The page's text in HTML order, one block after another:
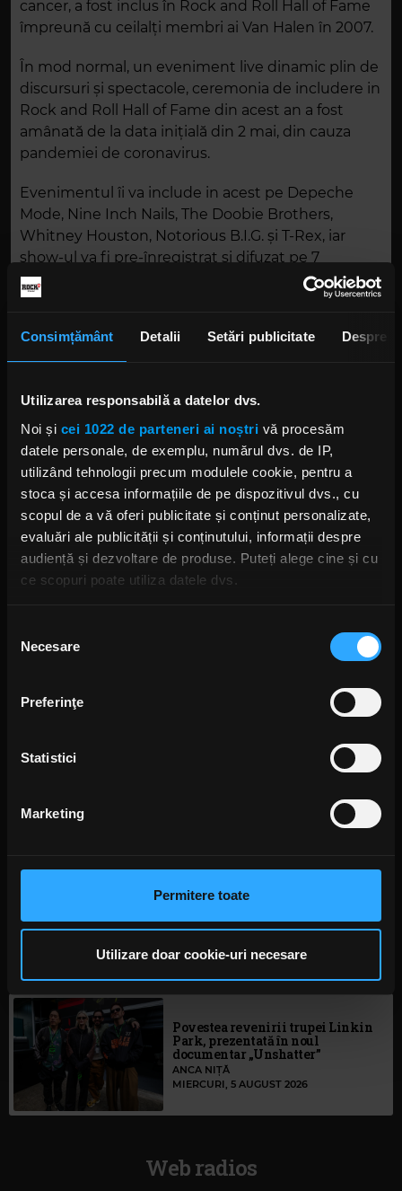
Consimțământ Detalii Setări publicitate Despre
Utilizarea responsabilă a datelor dvs.
Noi și cei 1022 de parteneri ai noștri vă procesăm
datele personale, de exemplu, numărul dvs. de IP,
utilizând tehnologii precum modulele cookie, pentru a
stoca și accesa informațiile de pe dispozitivul dvs., cu
scopul de a vă oferi publicitate și conținut personalizate,
evaluări ale publicității și conținutului, informații despre
audiență și dezvoltare de produse. Puteți alege cine și cu
ce scopuri poate utiliza datele dvs.
Să colectăm informațiile cu privire la locația dvs.
Să vă identificăm dispozitivul scanândul-l în mod
activ după caracteristici specifice (amprentare)
dvs. personale și configurați-vă preferințele la
secțiunea
anunțurile, pentru a oferi funcții de rețele sociale și pentru
a analiza traficul. De asemenea, le oferim partenerilor de
privire la modul în care folosiți site-ul nostru. Aceștia le
pot combina cu alte informații oferite de dvs. sau culese
continuați să utilizați website-ul nostru, sunteți de acord
cu utilizarea modulelor noastre cookie.
consimțământului
Necesare
Preferinţe
Statistici
Marketing
Permitere toate
Utilizare doar cookie-uri necesare
cancer, a fost inclus în Rock and Roll Hall of Fame
împreună cu ceilalți membri ai Van Halen în 2007.
În mod normal, un eveniment live dinamic plin de
discursuri și spectacole, ceremonia de includere in
Rock and Roll Hall of Fame din acest an a fost
amânată de la data inițială din 2 mai, din cauza
pandemiei de coronavirus.
Evenimentul îi va include in acest pe Depeche
Mode, Nine Inch Nails, The Doobie Brothers,
Whitney Houston, Notorious B.I.G. și T-Rex, iar
show-ul va fi pre-înregistrat si difuzat pe 7
noiembrie pe HBO. Billy Gibbons, Don Henley,
Miley Cyrus, Billy Idol, Iggy Pop, Bruce
numără printre invitații celebri deja anunțați.
Rock News
MAI MULT
Green Day a lansat un canal
YouTube cu transmisie non-stop
Yngwie Malmsteen anunță
albumul Hell or High Water și
Festivalul Mamaia 2026
Povestea revenirii trupei Linkin
Park, prezentată în noul
documentar „Unshatter”
ANCA NIȚĂ
MIERCURI, 5 AUGUST 2026
Web radios